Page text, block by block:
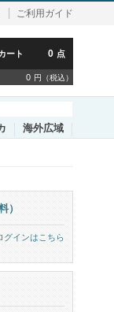
ご利用ガイド
ート 0 点
0 円（税込）
海外広域
）
グインはこちら